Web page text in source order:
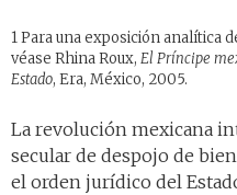
1 Para una exposición analítica
véase Rhina Roux, El Príncipe
Estado, Era, México, 2005.
La revolución mexicana
secular de despojo de
el orden jurídico del